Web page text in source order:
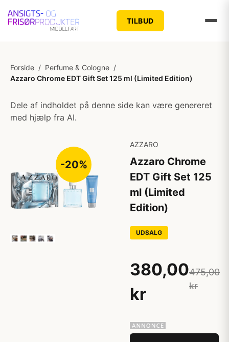
TILBUD
Forside / Perfume & Cologne /
Azzaro Chrome EDT Gift Set 125 ml (Limited Edition)
Dele af indholdet på denne side kan være genereret
med hjælp fra AI.
-20%
AZZARO
Azzaro Chrome
EDT Gift Set 125
ml (Limited
Edition)
UDSALG
380,00
kr
475,00
kr